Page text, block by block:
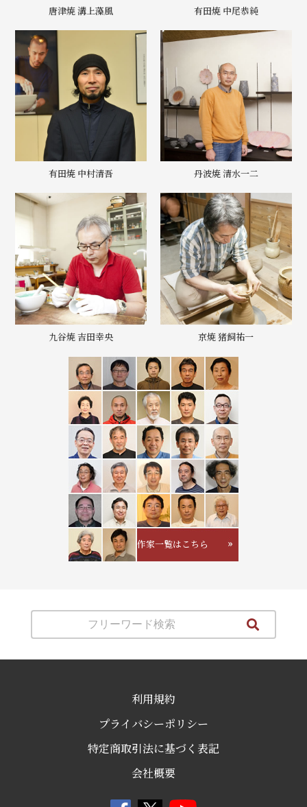
唐津焼 溝上藻風 有田焼 中尾恭純
有田焼 中村清吾 丹波焼 清水一二
九谷焼 吉田幸央 京焼 猪飼祐一
作家一覧はこちら
利用規約
プライバシーポリシー
特定商取引法に基づく表記
会社概要